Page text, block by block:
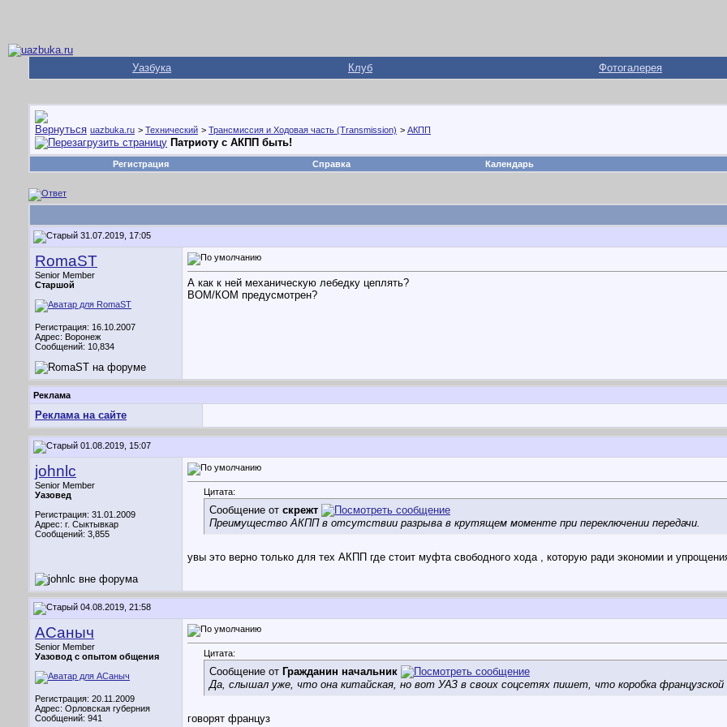
Уазбука Клуб Фотогалерея
uazbuka.ru > Технический > Трансмиссия и Ходовая часть (Transmission) > АКПП
Патриоту с АКПП быть!
Регистрация Справка Календарь
31.07.2019, 17:05
RomaST
Senior Member
Старшой
Регистрация: 16.10.2007
Адрес: Воронеж
Сообщений: 10,834
А как к ней механическую лебедку цеплять?
ВОМ/КОМ предусмотрен?
Реклама
Реклама на сайте
01.08.2019, 15:07
johnlc
Senior Member
Уазовед
Регистрация: 31.01.2009
Адрес: г. Сыктывкар
Сообщений: 3,855
Цитата:
Сообщение от скрежт
Преимущество АКПП в отсутствии разрыва в крутящем моменте при переключении передачи.
увы это верно только для тех АКПП где стоит муфта свободного хода , которую ради экономии и
04.08.2019, 21:58
АСаныч
Senior Member
Уазовод с опытом общения
Регистрация: 20.11.2009
Адрес: Орловская губерния
Сообщений: 941
Цитата:
Сообщение от Гражданин начальник
Да, слышал уже, что она китайская, но вот УАЗ в своих соцсетях пишет, что коробка французской
говорят француз